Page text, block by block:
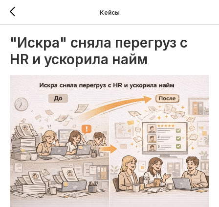
Кейсы
"Искра" сняла перегруз с
HR и ускорила найм